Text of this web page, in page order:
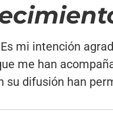
Es mi intención
me han
su difusión han